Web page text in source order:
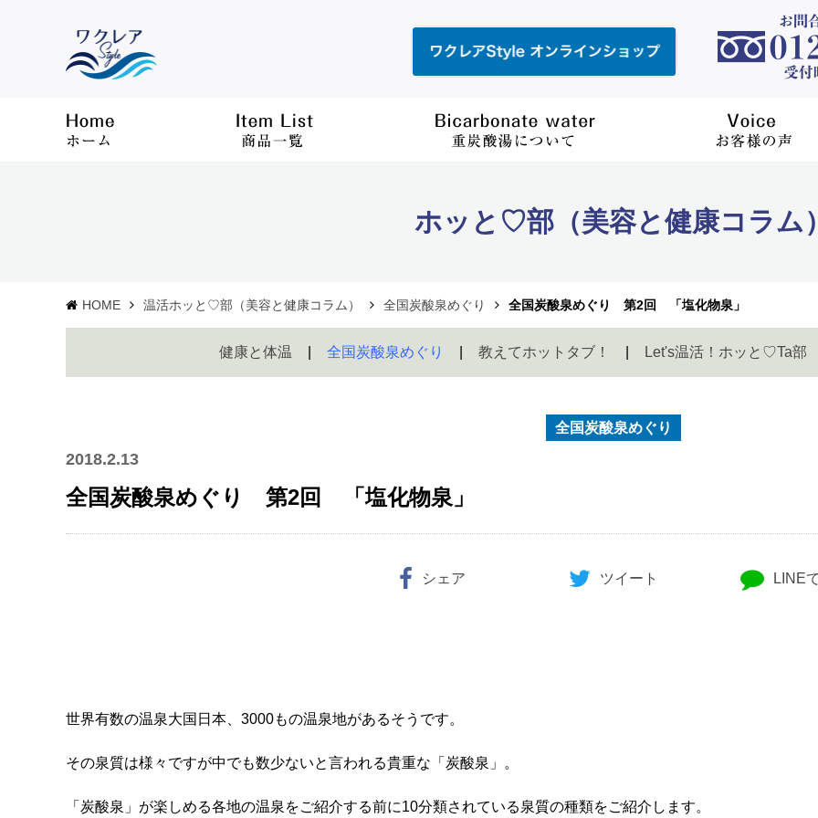
ホッと♡部（美容と健康コラム
HOME 温活ホッと♡部（美容と健康コラム） 全国炭酸泉めぐり 全国炭酸泉めぐり 第2回 「塩化物泉」
健康と体温 全国炭酸泉めぐり 教えてホットタブ！ Let's温活！ホッと♡Ta部
全国炭酸泉めぐり
2018.2.13
全国炭酸泉めぐり 第2回 「塩化物泉」
シェア ツイート LINE
世界有数の温泉大国日本、3000もの温泉地があるそうです。
その泉質は様々ですが中でも数少ないと言われる貴重な「炭酸泉」。
「炭酸泉」が楽しめる各地の温泉をご紹介する前に10分類されている泉質の種類をご紹介します。